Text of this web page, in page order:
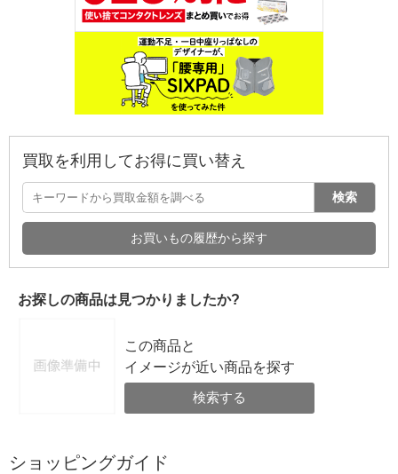
買取を利用してお得に買い替え
検索
お買いもの履歴から探す
お探しの商品は見つかりましたか?
この商品と
イメージが近い商品を探す
検索する
ショッピングガイド